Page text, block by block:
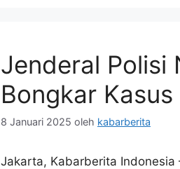
Jenderal Polisi
Bongkar
8 Januari 2025 oleh kabarberita
Jakarta, Kabarberita Indonesia